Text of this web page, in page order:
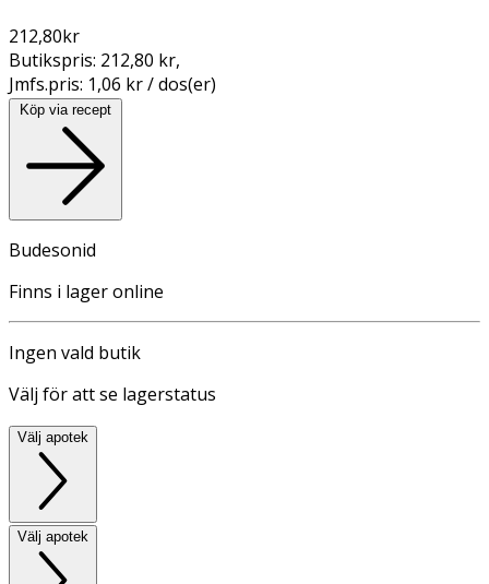
212,80kr
Butikspris: 212,80 kr,
Jmfs.pris: 1,06 kr / dos(er)
Köp via recept
Budesonid
Finns i lager online
Ingen vald butik
Välj för att se lagerstatus
Välj apotek
Välj apotek